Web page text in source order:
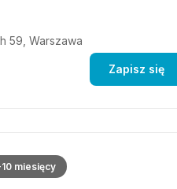
59, Warszawa
Zapisz się
miesięcy